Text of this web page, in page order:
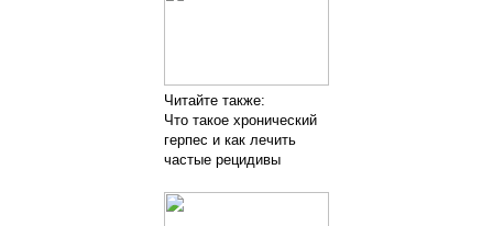
Читайте также:
Что такое хронический
герпес и как лечить
частые рецидивы